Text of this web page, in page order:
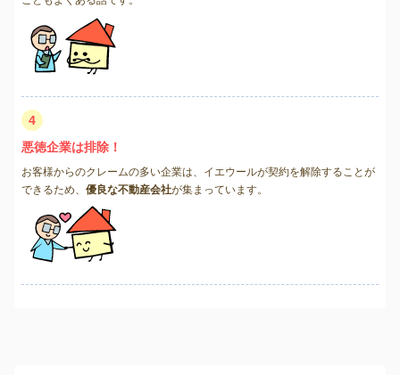
4
悪徳企業は排除！
お客様からのクレームの多い企業は、イエウールが契約を解除することが
できるため、 優良な不動産会社が集まっています。